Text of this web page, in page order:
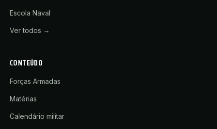
Escola Naval
Ver todos →
CONTEÚDO
Forças Armadas
Matérias
Calendário militar